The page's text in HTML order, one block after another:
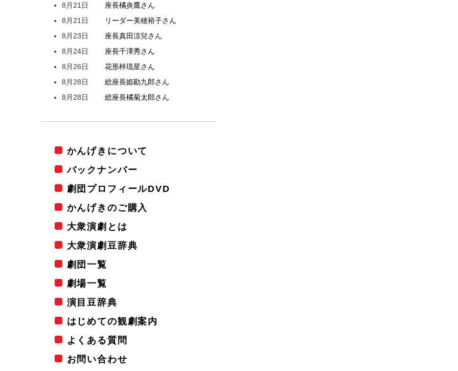
8月21日
座長橘炎鷹さん
8月21日
リーダー美穂裕子さん
8月23日
座長真田涼兒さん
8月24日
座長千澤秀さん
8月26日
花形梓琉星さん
8月28日
総座長姫勘九郎さん
8月28日
総座長橘菊太郎さん
かんげきについて
バックナンバー
劇団プロフィールDVD
かんげきのご購入
大衆演劇とは
大衆演劇豆辞典
劇団一覧
劇場一覧
演目豆辞典
はじめての観劇案内
よくある質問
お問い合わせ